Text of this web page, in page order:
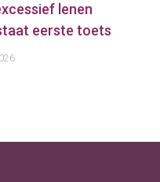
lenen
eerste toets